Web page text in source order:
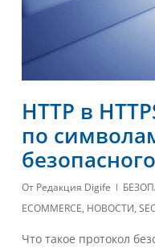
HTTP в
по
От Редакция Digife
ECOMMERCE, НОВОСТИ,
Что такое протокол